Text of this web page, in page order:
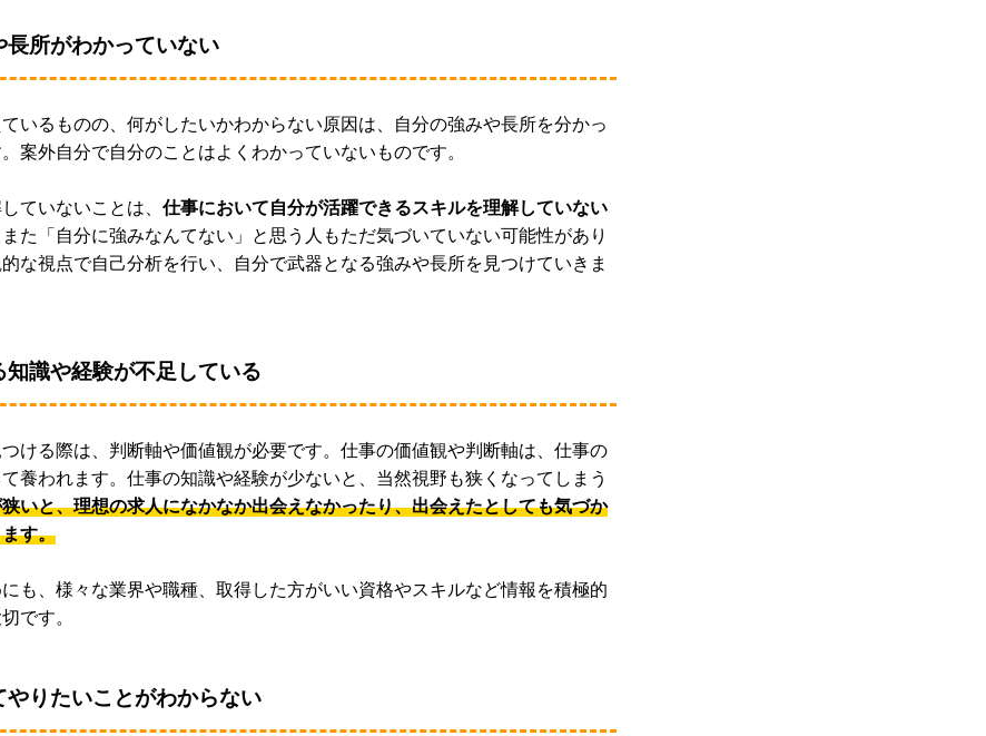
所がわかっていない
いるものの、何がしたいかわからない原因は、自分の強みや長所を分かっ
案外自分で自分のことはよくわかっていないものです。
ていないことは、 仕事において自分が活躍できるスキルを理解していない
また「自分に強みなんてない」と思う人もただ気づいていない可能性があり
な視点で自己分析を行い、自分で武器となる強みや長所を見つけていきま
識や経験が不足している
ける際は、判断軸や価値観が必要です。仕事の価値観や判断軸は、仕事の
養われます。仕事の知識や経験が少ないと、当然視野も狭くなってしまう
いと、理想の求人になかなか出会えなかったり、出会えたとしても気づか
す。
も、様々な業界や職種、取得した方がいい資格やスキルなど情報を積極的
です。
りたいことがわからない